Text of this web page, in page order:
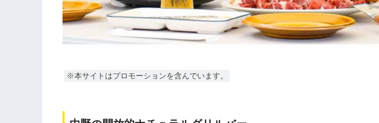
※本サイトはプロモーションを含んでいます。